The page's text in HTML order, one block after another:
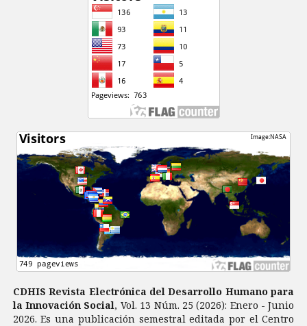
CDHIS Revista Electrónica del Desarrollo Humano para
la Innovación Social, Vol. 13 Núm. 25 (2026): Enero - Junio
2026. Es una publicación semestral editada por el Centro